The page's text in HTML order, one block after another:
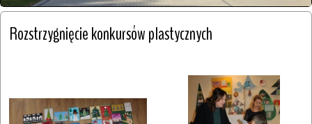
Rozstrzygnięcie konkursów plastycznych